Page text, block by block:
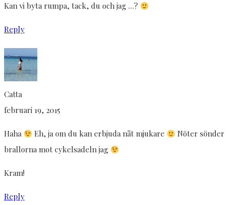
Kan vi byta rumpa, tack, du och jag …?
Reply
Catta
februari 19, 2015
Haha Eh, ja om du kan erbjuda nåt mjukare
Nöter sönder
brallorna mot cykelsadeln jag
Kram!
Reply